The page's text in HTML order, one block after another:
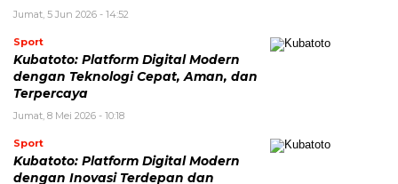
Jumat, 5 Jun 2026 - 14:52
Sport
Kubatoto: Platform Digital Modern
dengan Teknologi Cepat, Aman, dan
Terpercaya
Jumat, 8 Mei 2026 - 10:18
Sport
Kubatoto: Platform Digital Modern
dengan Inovasi Terdepan dan